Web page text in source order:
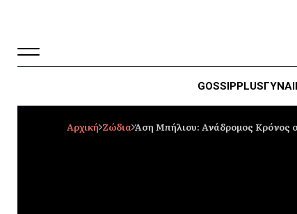
GOSSIPPLUS
Αρχική Ζώδια Άση Μπήλιου: Ανάδρομος Κρόνος